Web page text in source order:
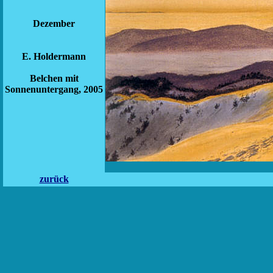
Dezember
E. Holdermann
Belchen mit
Sonnenuntergang, 2005
zurück